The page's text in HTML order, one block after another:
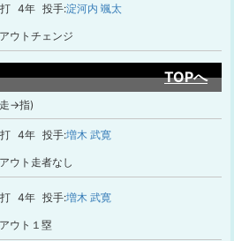
4年 投手:淀河内 颯太
ウトチェンジ
TOPへ
走→指)
4年 投手:増木 武寛
ウト走者なし
4年 投手:増木 武寛
ウト１塁